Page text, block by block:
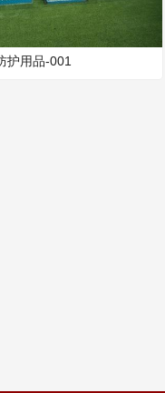
护用品-001